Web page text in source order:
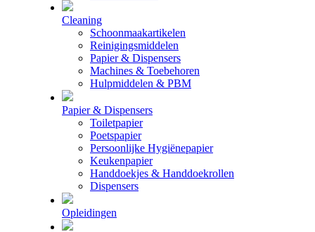
Cleaning
Schoonmaakartikelen
Reinigingsmiddelen
Papier & Dispensers
Machines & Toebehoren
Hulpmiddelen & PBM
Papier & Dispensers
Toiletpapier
Poetspapier
Persoonlijke Hygiënepapier
Keukenpapier
Handdoekjes & Handdoekrollen
Dispensers
Opleidingen